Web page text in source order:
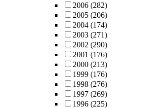
2006 (282)
2005 (206)
2004 (174)
2003 (271)
2002 (290)
2001 (176)
2000 (213)
1999 (176)
1998 (276)
1997 (269)
1996 (225)